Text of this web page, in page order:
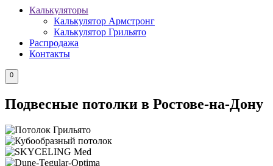
Калькуляторы
Калькулятор Армстронг
Калькулятор Грильято
Распродажа
Контакты
0
Подвесные потолки в Ростове-на-Дону